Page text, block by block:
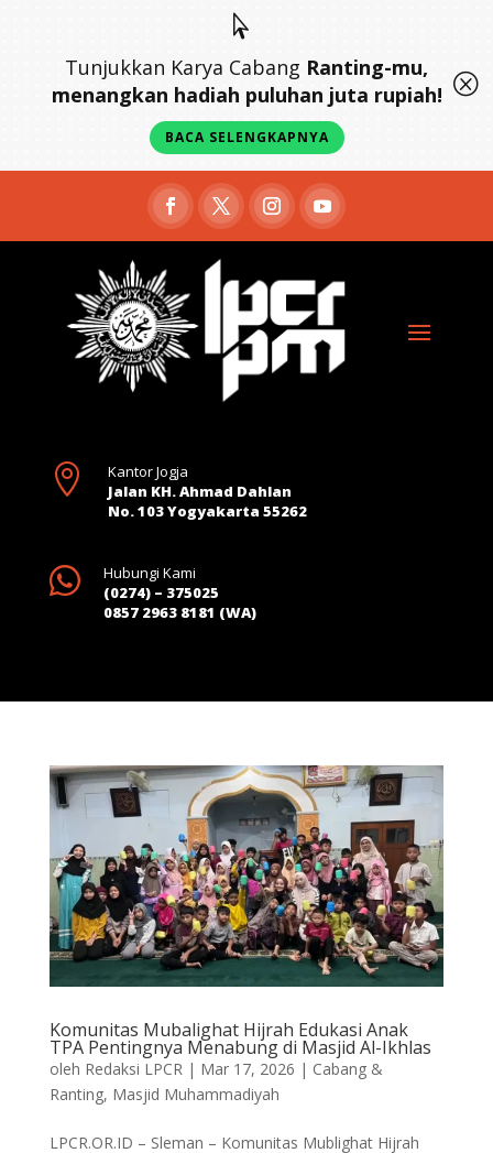

Tunjukkan Karya Cabang Ranting-mu,
menangkan hadiah puluhan juta rupiah!
BACA SELENGKAPNYA
Q

Kantor Jogja
Jalan KH. Ahmad Dahlan
No. 103 Yogyakarta 55262

Hubungi Kami
(0274) – 375025
0857 2963 8181 (WA)
Komunitas Mubalighat Hijrah Edukasi Anak
TPA Pentingnya Menabung di Masjid Al-Ikhlas
oleh Redaksi LPCR | Mar 17, 2026 | Cabang &
Ranting, Masjid Muhammadiyah
LPCR.OR.ID – Sleman – Komunitas Mublighat Hijrah